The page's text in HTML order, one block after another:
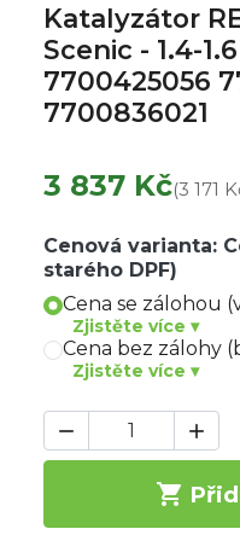
Katalyzátor
Scenic - 1.4-
7700425056
7700836021
3 837 Kč(3 171
Cenová varianta:
starého DPF)
Cena se zálohou
Zjistěte více ▾
Cena bez zálohy
Zjistěte více ▾
 
